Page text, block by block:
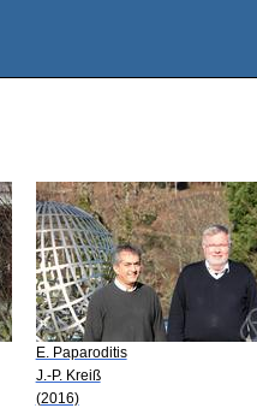
E. Paparoditis
J.-P. Kreiß
(2016)